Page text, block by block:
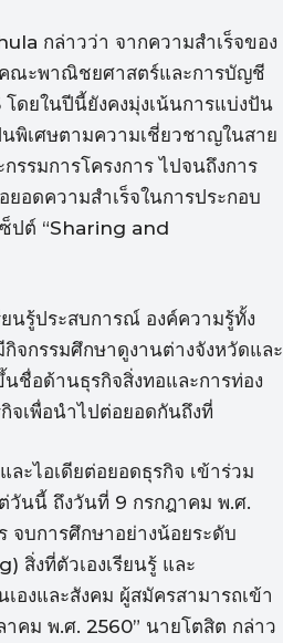
กล่าวว่า จากความสำเร็จของ
คณะพาณิชยศาสตร์และการบัญชี
ดยในปีนี้ยังคงมุ่งเน้นการแบ่งปัน
พิเศษตามความเชี่ยวชาญในสาย
รรมการโครงการ ไปจนถึงการ
อดความสำเร็จในการประกอบ
ซ็ปต์ “Sharing and
นรู้ประสบการณ์ องค์ความรู้ทั้ง
จกรรมศึกษาดูงานต่างจังหวัดและ
ชื่อด้านธุรกิจสิ่งทอและการท่อง
จเพื่อนำไปต่อยอดกันถึงที่
ะไอเดียต่อยอดธุรกิจ เข้าร่วม
วันนี้ ถึงวันที่ 9 กรกฎาคม พ.ศ.
บการศึกษาอย่างน้อยระดับ
สิ่งที่ตัวเองเรียนรู้ และ
องและสังคม ผู้สมัครสามารถเข้า
าคม พ.ศ. 2560” นายโตสิต กล่าว